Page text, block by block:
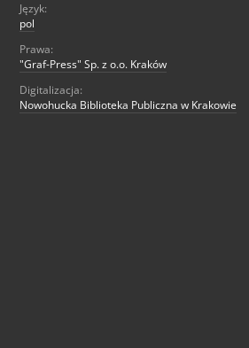
Język:
pol
Prawa:
"Graf-Press" Sp. z o.o. Kraków
Digitalizacja:
Nowohucka Biblioteka Publiczna w Krakowie